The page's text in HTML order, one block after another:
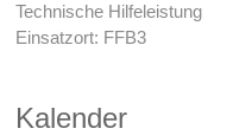
Technische Hilfeleistung
Einsatzort: FFB3
Kalender